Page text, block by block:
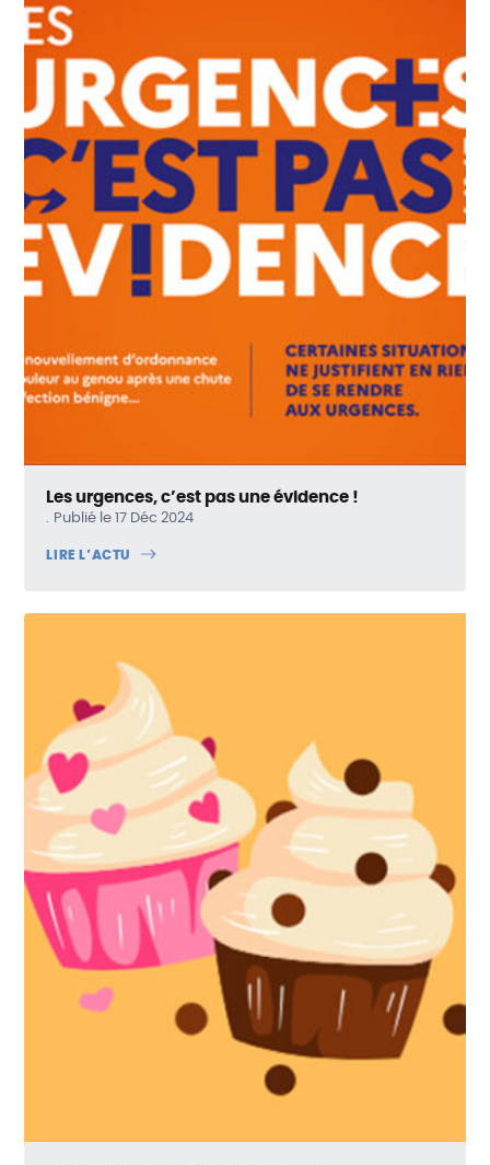
Les urgences, c’est pas une évidence !
Publié le 17 Déc 2024
LIRE L’ACTU